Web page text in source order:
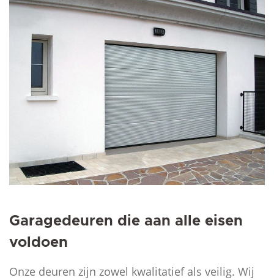
Garagedeuren die aan alle eisen
voldoen
Onze deuren zijn zowel kwalitatief als veilig. Wij